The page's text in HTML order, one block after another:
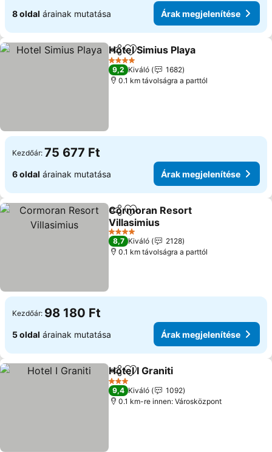
8 oldal árainak mutatása Árak megjelenítése
Megosztás
Hozzáadás a kedvencekhez
Hotel Simius Playa
4 Kategória
9,2 Kiváló
1682
0.1 km távolságra a parttól
Kezdőár: 75 677 Ft
6 oldal árainak mutatása Árak megjelenítése
Megosztás
Hozzáadás a kedvencekhez
Cormoran Resort
Villasimius
Árak megjelenítése
4 Kategória
8,7 Kiváló
2128
0.1 km távolságra a parttól
Kezdőár: 98 180 Ft
5 oldal árainak mutatása Árak megjelenítése
Megosztás
Hozzáadás a kedvencekhez
Hotel I Graniti
3 Kategória
9,4 Kiváló
1092
0.1 km-re innen: Városközpont